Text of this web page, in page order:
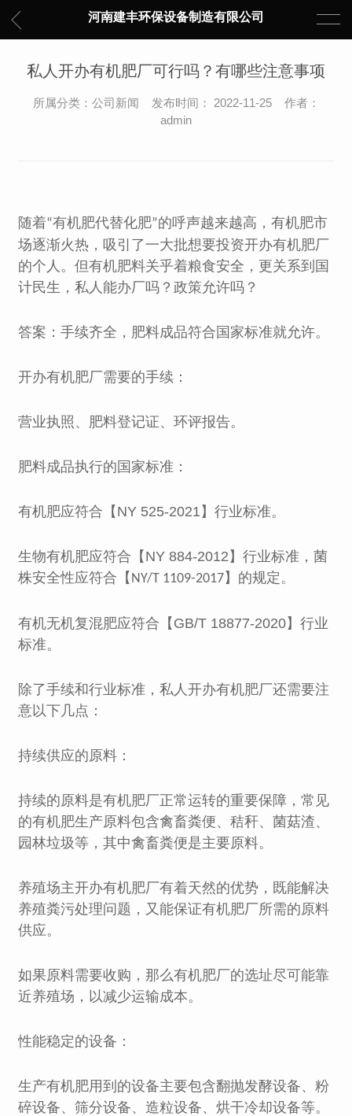
河南建丰环保设备制造有限公司
私人开办有机肥厂可行吗？有哪些注意事项
所属分类：公司新闻 发布时间： 2022-11-25 作者：
admin
随着“有机肥代替化肥”的呼声越来越高，有机肥市
场逐渐火热，吸引了一大批想要投资开办有机肥厂
的个人。但有机肥料关乎着粮食安全，更关系到国
计民生，私人能办厂吗？政策允许吗？
答案：手续齐全，肥料成品符合国家标准就允许。
开办有机肥厂需要的手续：
营业执照、肥料登记证、环评报告。
肥料成品执行的国家标准：
有机肥应符合【 NY 525-2021 】行业标准。
生物有机肥应符合【 NY 884-2012 】行业标准，菌
株安全性应符合【 NY/T 1109-2017】的规定。
有机无机复混肥应符合【 GB/T 18877-2020】行业
标准。
除了手续和行业标准，私人开办有机肥厂还需要注
意以下几点：
持续供应的原料：
持续的原料是有机肥厂正常运转的重要保障，常见
的有机肥生产原料包含禽畜粪便、秸秆、菌菇渣、
园林垃圾等，其中禽畜粪便是主要原料。
养殖场主开办有机肥厂有着天然的优势，既能解决
养殖粪污处理问题，又能保证有机肥厂所需的原料
供应。
如果原料需要收购，那么有机肥厂的选址尽可能靠
近养殖场，以减少运输成本。
性能稳定的设备：
生产有机肥用到的设备主要包含翻抛发酵设备、粉
碎设备、筛分设备、造粒设备、烘干冷却设备等。